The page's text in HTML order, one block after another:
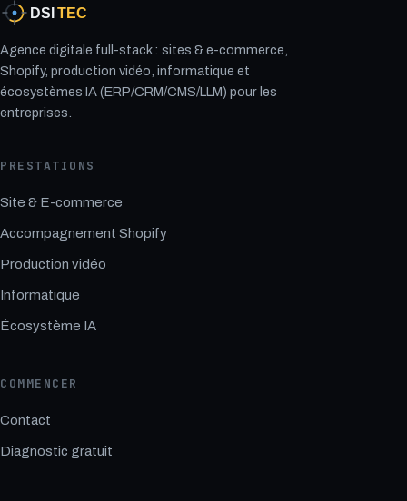
Agence digitale full-stack : sites & e-commerce,
Shopify, production vidéo, informatique et
écosystèmes IA (ERP/CRM/CMS/LLM) pour les
entreprises.
PRESTATIONS
Site & E-commerce
Accompagnement Shopify
Production vidéo
Informatique
Écosystème IA
COMMENCER
Contact
Diagnostic gratuit